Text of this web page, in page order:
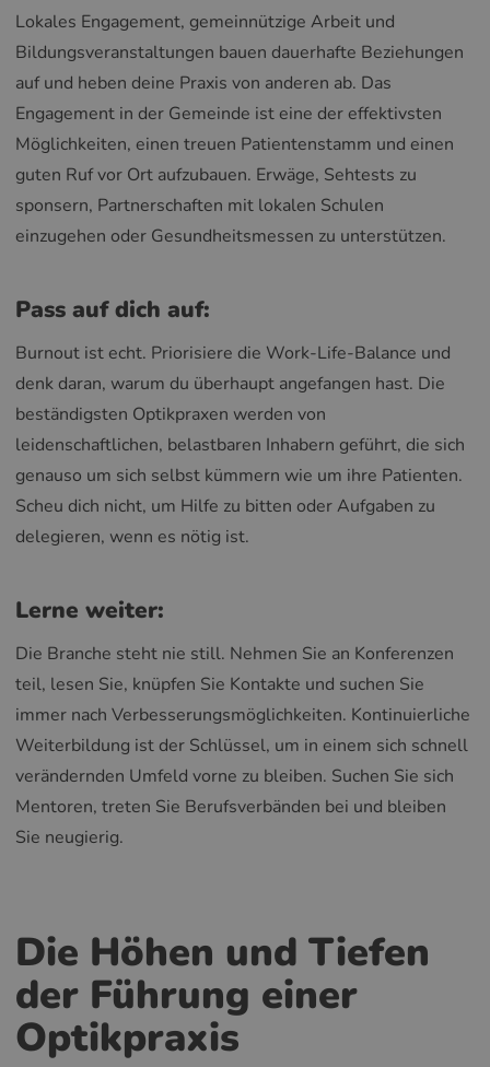
Lokales Engagement, gemeinnützige Arbeit und
Bildungsveranstaltungen bauen dauerhafte Beziehungen
auf und heben deine Praxis von anderen ab. Das
Engagement in der Gemeinde ist eine der effektivsten
Möglichkeiten, einen treuen Patientenstamm und einen
guten Ruf vor Ort aufzubauen. Erwäge, Sehtests zu
sponsern, Partnerschaften mit lokalen Schulen
einzugehen oder Gesundheitsmessen zu unterstützen.
Pass auf dich auf:
Burnout ist echt. Priorisiere die Work-Life-Balance und
denk daran, warum du überhaupt angefangen hast. Die
beständigsten Optikpraxen werden von
leidenschaftlichen, belastbaren Inhabern geführt, die sich
genauso um sich selbst kümmern wie um ihre Patienten.
Scheu dich nicht, um Hilfe zu bitten oder Aufgaben zu
delegieren, wenn es nötig ist.
Lerne weiter:
Die Branche steht nie still. Nehmen Sie an Konferenzen
teil, lesen Sie, knüpfen Sie Kontakte und suchen Sie
immer nach Verbesserungsmöglichkeiten. Kontinuierliche
Weiterbildung ist der Schlüssel, um in einem sich schnell
verändernden Umfeld vorne zu bleiben. Suchen Sie sich
Mentoren, treten Sie Berufsverbänden bei und bleiben
Sie neugierig.
Die Höhen und Tiefen
der Führung einer
Optikpraxis